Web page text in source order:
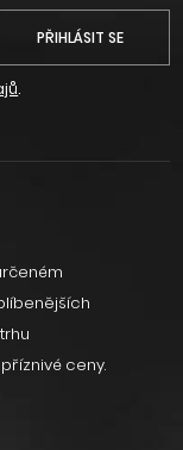
PŘIHLÁSIT SE
.
ceny.